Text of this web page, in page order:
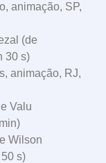
animação, SP,
(de
30 s)
animação, RJ,
Valu
Wilson
s)